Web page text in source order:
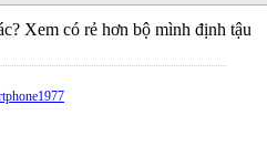
Xem có rẻ hơn bộ mình định tậu